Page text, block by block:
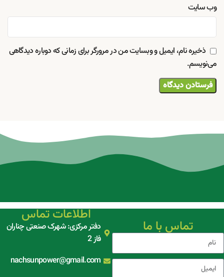
وب‌ سایت
ذخیره نام، ایمیل و وبسایت من در مرورگر برای زمانی که دوباره دیدگاهی
می‌نویسم.
تماس با ما
اطلاعات تماس
دفتر مرکزی: شهرک صنعتی چناران
فاز 2
nachsunpower@gmail.com